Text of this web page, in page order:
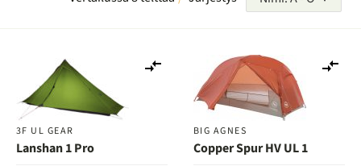
3F UL GEAR
Lanshan 1 Pro
vertailuun
BIG AGNES
Copper Spur HV UL 1